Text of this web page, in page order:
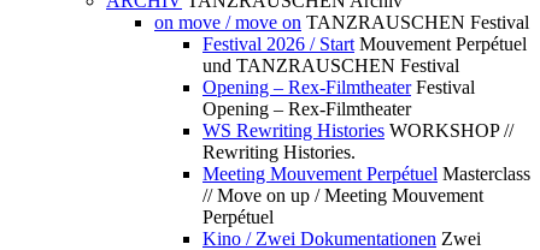
on move / move on TANZRAUSCHEN Festival
Festival 2026 / Start Mouvement Perpétuel
und TANZRAUSCHEN Festival
Opening – Rex-Filmtheater Festival
Opening – Rex-Filmtheater
WS Rewriting Histories WORKSHOP //
Rewriting Histories.
Meeting Mouvement Perpétuel Masterclass
// Move on up / Meeting Mouvement
Perpétuel
Kino / Zwei Dokumentationen Zwei